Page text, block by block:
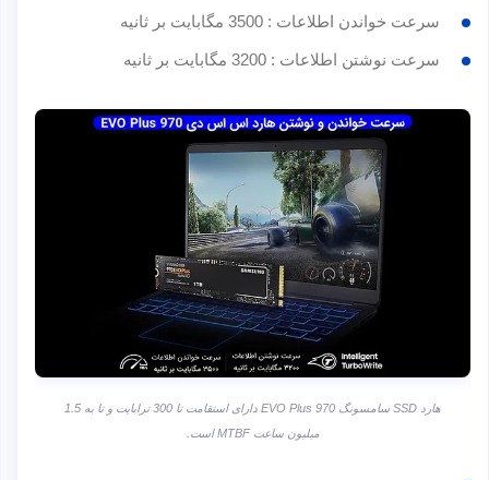
سرعت خواندن اطلاعات : 3500 مگابایت بر ثانیه
سرعت نوشتن اطلاعات : 3200 مگابایت بر ثانیه
هارد SSD سامسونگ EVO Plus 970 دارای استقامت تا 300 ترابایت و تا به 1.5
میلیون ساعت MTBF است.